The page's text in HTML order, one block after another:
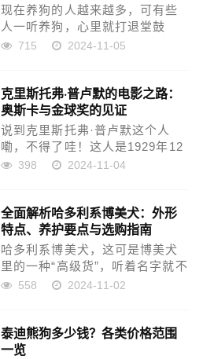
现在养狗的人越来越多，可有些
人一听养狗，心里就打退堂鼓
了，觉得得花不少钱。穷人也能
养，不费钱。 1. 中华田园犬 要说
最适合咱们老百姓养的...
715 2024-11-05
克里斯托弗·普卢默的电影之路：
奥斯卡与金球奖的见证
说到克里斯托弗·普卢默这个人
嘞，不得了哇！这人是1929年12
月13日出生的，加拿大人，老家
来慢慢混到百老汇去咧。那时不
容易嘞，要不是有点天...
398 2024-11-04
全面解析哈多利系博美犬：外形
特点、养护要点与选购指南
哈多利系博美犬，这可是博美犬
里的一种“高级货”，听着名字就不
一般。大家平时说到博美犬嘞，
喜欢。而这哈多利系的博美呢，
更加是人们口中的“贵族”...
558 2024-11-02
泰迪熊狗多少钱？各类价格范围
一览